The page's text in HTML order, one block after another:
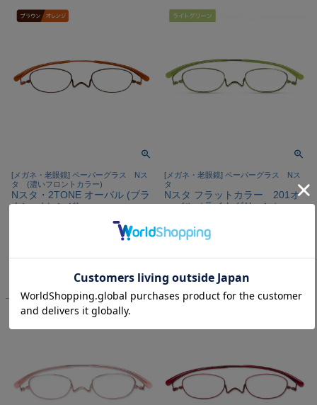
[メガネ・老眼鏡] ペーパーグラス Nス
タ (濃いフロントカラー)
Nスタ・2TONE オーバル (ブラ
ウン×オレンジ)
詳細を見る
[メガネ・老眼鏡] ペーパーグラス Nス
タ
Nスタ フラットカラー 201オ
ーバル（ライトグリーン）
次回入荷は未定
詳細を見る